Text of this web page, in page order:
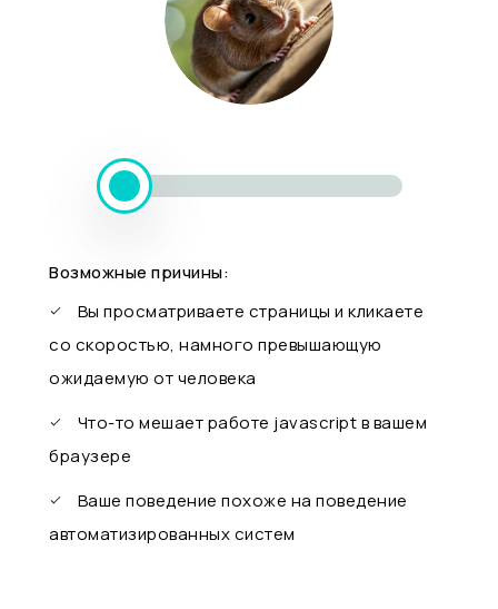
Возможные причины:
Вы просматриваете страницы и кликаете
со скоростью, намного превышающую
ожидаемую от человека
Что-то мешает работе javascript в вашем
браузере
Ваше поведение похоже на поведение
автоматизированных систем